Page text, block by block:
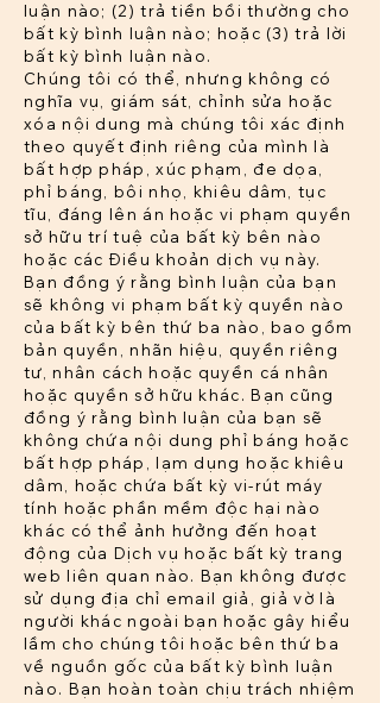
luận nào; (2) trả tiền bồi thường cho
bất kỳ bình luận nào; hoặc (3) trả lời
bất kỳ bình luận nào.
Chúng tôi có thể, nhưng không có
nghĩa vụ, giám sát, chỉnh sửa hoặc
xóa nội dung mà chúng tôi xác định
theo quyết định riêng của mình là
bất hợp pháp, xúc phạm, đe dọa,
phỉ báng, bôi nhọ, khiêu dâm, tục
tĩu, đáng lên án hoặc vi phạm quyền
sở hữu trí tuệ của bất kỳ bên nào
hoặc các Điều khoản dịch vụ này.
Bạn đồng ý rằng bình luận của bạn
sẽ không vi phạm bất kỳ quyền nào
của bất kỳ bên thứ ba nào, bao gồm
bản quyền, nhãn hiệu, quyền riêng
tư, nhân cách hoặc quyền cá nhân
hoặc quyền sở hữu khác. Bạn cũng
đồng ý rằng bình luận của bạn sẽ
không chứa nội dung phỉ báng hoặc
bất hợp pháp, lạm dụng hoặc khiêu
dâm, hoặc chứa bất kỳ vi-rút máy
tính hoặc phần mềm độc hại nào
khác có thể ảnh hưởng đến hoạt
động của Dịch vụ hoặc bất kỳ trang
web liên quan nào. Bạn không được
sử dụng địa chỉ email giả, giả vờ là
người khác ngoài bạn hoặc gây hiểu
lầm cho chúng tôi hoặc bên thứ ba
về nguồn gốc của bất kỳ bình luận
nào. Bạn hoàn toàn chịu trách nhiệm